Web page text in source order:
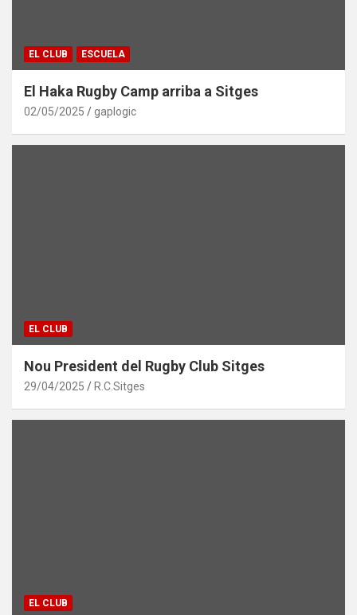
EL CLUB ESCUELA
El Haka Rugby Camp arriba a Sitges
02/05/2025 gaplogic
EL CLUB
Nou President del Rugby Club Sitges
29/04/2025 R.C.Sitges
EL CLUB